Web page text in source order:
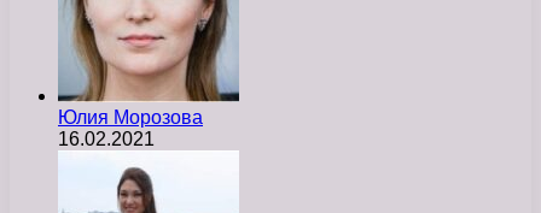
Юлия Морозова
16.02.2021